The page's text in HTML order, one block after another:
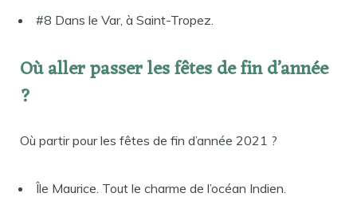
#8 Dans le Var, à Saint-Tropez.
Où aller passer les fêtes de fin d’année
?
Où partir pour les fêtes de fin d’année 2021 ?
Île Maurice. Tout le charme de l’océan Indien.